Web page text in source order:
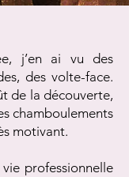
j’en ai vu des
des volte-face.
de la découverte,
chamboulements
motivant.
professionnelle